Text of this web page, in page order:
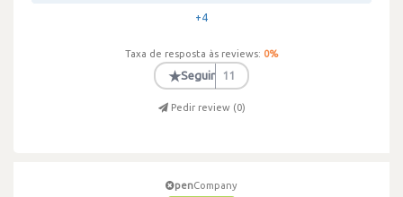
+4
Taxa de resposta às reviews: 0%
★Seguir 11
Pedir review (0)
penCompany